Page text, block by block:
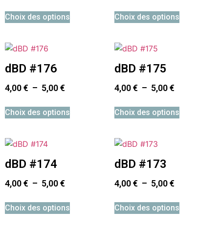
Choix des options Choix des options
dBD #176
4,00€ – 5,00€
Choix des options
dBD #175
4,00€ – 5,00€
Choix des options
dBD #174
4,00€ – 5,00€
Choix des options
dBD #173
4,00€ – 5,00€
Choix des options